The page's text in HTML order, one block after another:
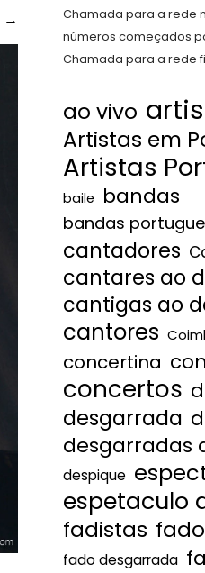
→
Chamada para a rede
números começados
Chamada para a rede
ao vivo
Artistas em
Artistas
baile bandas
bandas
cantadores
cantares ao
cantigas ao
cantores
concertina
concertos
desgarrada
desgarradas
despique
espetaculo
fadistas fado
fado desgarrada